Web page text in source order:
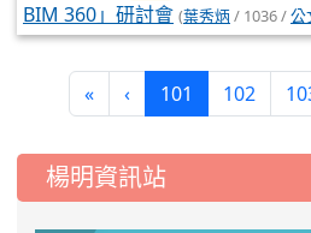
BIM 360」研討會 (葉秀炳/ 1036 /公
« ‹ 101 (current)
102
::: 楊明資訊站